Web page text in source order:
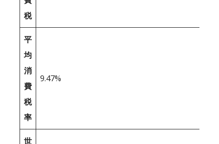
税
平
均
消
費
税
率
9.47%
世